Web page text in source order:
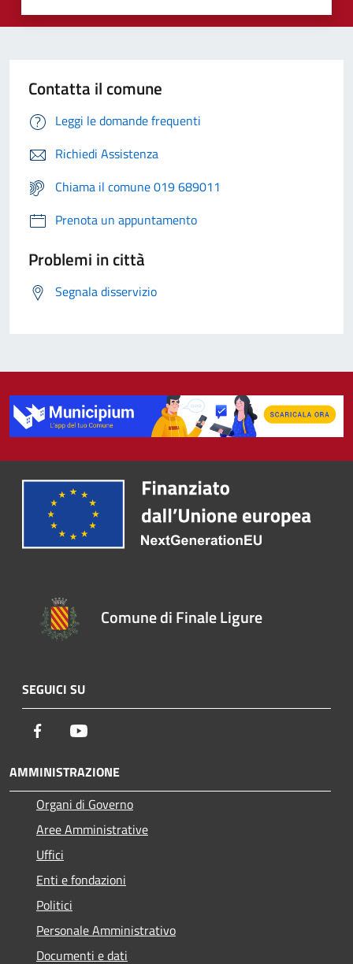
Contatta il comune
Leggi le domande frequenti
Richiedi Assistenza
Chiama il comune 019 689011
Prenota un appuntamento
Problemi in città
Segnala disservizio
Comune di Finale Ligure
SEGUICI SU
Facebook
AMMINISTRAZIONE
Organi di Governo
Aree Amministrative
Uffici
Enti e fondazioni
Politici
Personale Amministrativo
Documenti e dati